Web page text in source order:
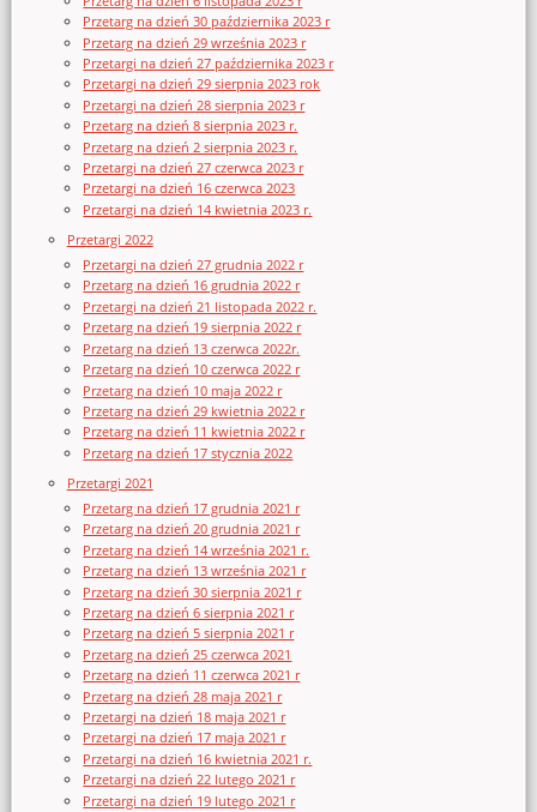
Przetarg na dzień 30 października 2023 r
Przetarg na dzień 29 września 2023 r
Przetargi na dzień 27 października 2023 r
Przetargi na dzień 29 sierpnia 2023 rok
Przetargi na dzień 28 sierpnia 2023 r
Przetarg na dzień 8 sierpnia 2023 r.
Przetarg na dzień 2 sierpnia 2023 r.
Przetargi na dzień 27 czerwca 2023 r
Przetargi na dzień 16 czerwca 2023
Przetargi na dzień 14 kwietnia 2023 r.
Przetargi 2022
Przetargi na dzień 27 grudnia 2022 r
Przetarg na dzień 16 grudnia 2022 r
Przetargi na dzień 21 listopada 2022 r.
Przetarg na dzień 19 sierpnia 2022 r
Przetarg na dzień 13 czerwca 2022r.
Przetarg na dzień 10 czerwca 2022 r
Przetarg na dzień 10 maja 2022 r
Przetarg na dzień 29 kwietnia 2022 r
Przetarg na dzień 11 kwietnia 2022 r
Przetarg na dzień 17 stycznia 2022
Przetargi 2021
Przetarg na dzień 17 grudnia 2021 r
Przetarg na dzień 20 grudnia 2021 r
Przetarg na dzień 14 września 2021 r.
Przetarg na dzień 13 września 2021 r
Przetarg na dzień 30 sierpnia 2021 r
Przetarg na dzień 6 sierpnia 2021 r
Przetarg na dzień 5 sierpnia 2021 r
Przetarg na dzień 25 czerwca 2021
Przetarg na dzień 11 czerwca 2021 r
Przetarg na dzień 28 maja 2021 r
Przetargi na dzień 18 maja 2021 r
Przetargi na dzień 17 maja 2021 r
Przetargi na dzień 16 kwietnia 2021 r.
Przetargi na dzień 22 lutego 2021 r
Przetargi na dzień 19 lutego 2021 r